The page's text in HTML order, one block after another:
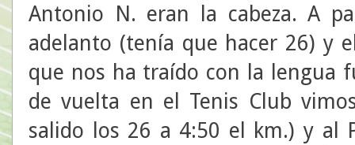
Antonio N. eran la cabeza. A
adelanto (tenía que hacer 26) y
que nos ha traído con la lengua
de vuelta en el Tenis Club
salido los 26 a 4:50 el km.) y al